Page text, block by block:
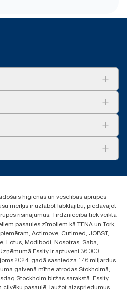
higiēnas un veselības aprūpes
mērķis ir uzlabot labklājību, piedāvājot
risinājumus. Tirdzniecība tiek veikta
pasaules zīmoliem kā TENA un Tork,
Actimove, Cutimed, JOBST,
Lotus, Modibodi, Nosotras, Saba,
Essity ir aptuveni 36 000
2024. gadā sasniedza 146 miljardus
galvenā mītne atrodas Stokholmā,
Stockholm biržas sarakstā. Essity
pasaulē, laužot aizspriedumus